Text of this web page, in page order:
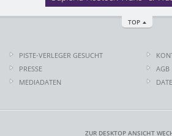
TOP
PISTE-VERLEGER GESUCHT
PRESSE
MEDIADATEN
AGB
ZUR DESKTOP ANSICHT